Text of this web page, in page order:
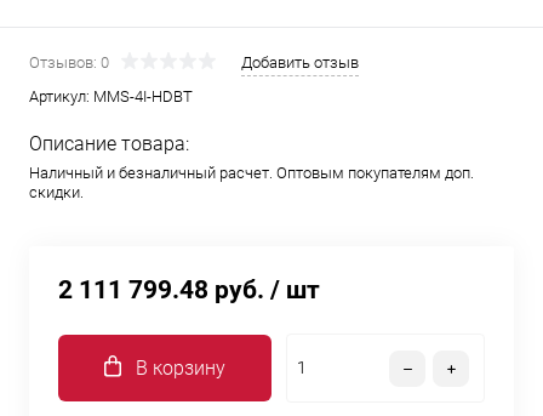
Отзывов: 0
Добавить отзыв
Артикул: MMS-4I-HDBT
Описание товара:
Наличный и безналичный расчет. Оптовым покупателям доп.
скидки.
2 111 799.48 руб. / шт
В корзину